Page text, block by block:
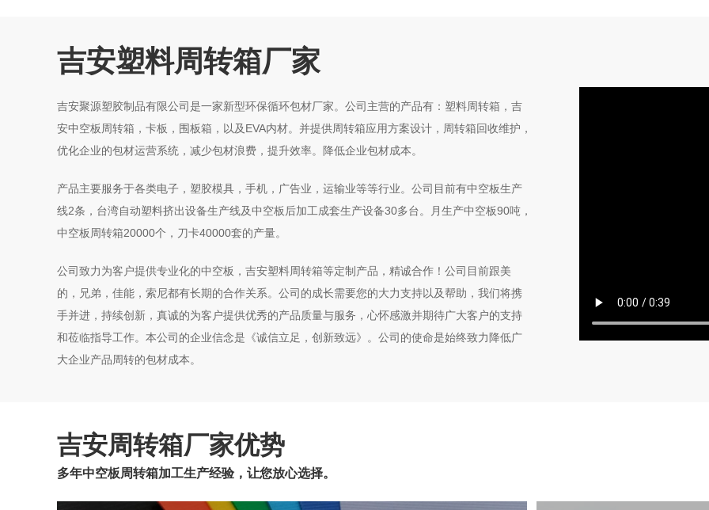
吉安塑料周转箱厂家
吉安聚源塑胶制品有限公司是一家新型环保循环包材厂家。公司主营的产品有：塑料周转箱，吉
安中空板周转箱，卡板，围板箱，以及EVA内材。并提供周转箱应用方案设计，周转箱回收维护，
优化企业的包材运营系统，减少包材浪费，提升效率。降低企业包材成本。
产品主要服务于各类电子，塑胶模具，手机，广告业，运输业等等行业。公司目前有中空板生产
线2条，台湾自动塑料挤出设备生产线及中空板后加工成套生产设备30多台。月生产中空板90吨，
中空板周转箱20000个，刀卡40000套的产量。
公司致力为客户提供专业化的中空板，吉安塑料周转箱等定制产品，精诚合作！公司目前跟美
的，兄弟，佳能，索尼都有长期的合作关系。公司的成长需要您的大力支持以及帮助，我们将携
手并进，持续创新，真诚的为客户提供优秀的产品质量与服务，心怀感激并期待广大客户的支持
和莅临指导工作。本公司的企业信念是《诚信立足，创新致远》。公司的使命是始终致力降低广
大企业产品周转的包材成本。
吉安周转箱厂家优势
多年中空板周转箱加工生产经验，让您放心选择。